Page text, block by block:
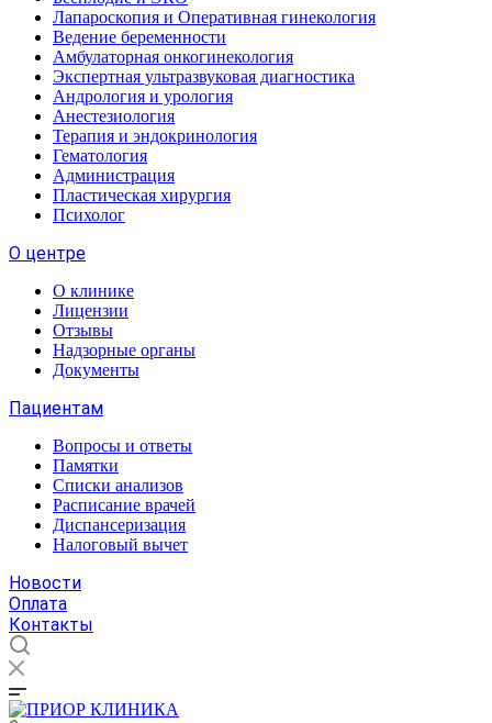
Лапароскопия и Оперативная гинекология
Ведение беременности
Амбулаторная онкогинекология
Экспертная ультразвуковая диагностика
Андрология и урология
Анестезиология
Терапия и эндокринология
Гематология
Администрация
Пластическая хирургия
Психолог
О центре
О клинике
Лицензии
Отзывы
Надзорные органы
Документы
Пациентам
Вопросы и ответы
Памятки
Списки анализов
Расписание врачей
Диспансеризация
Налоговый вычет
Новости
Оплата
Контакты